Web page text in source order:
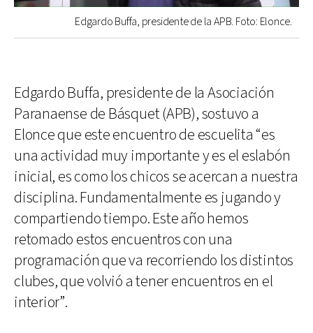
Edgardo Buffa, presidente de la APB. Foto: Elonce.
Edgardo Buffa, presidente de la Asociación
Paranaense de Básquet (APB), sostuvo a
Elonce que este encuentro de escuelita “es
una actividad muy importante y es el eslabón
inicial, es como los chicos se acercan a nuestra
disciplina. Fundamentalmente es jugando y
compartiendo tiempo. Este año hemos
retomado estos encuentros con una
programación que va recorriendo los distintos
clubes, que volvió a tener encuentros en el
interior”.